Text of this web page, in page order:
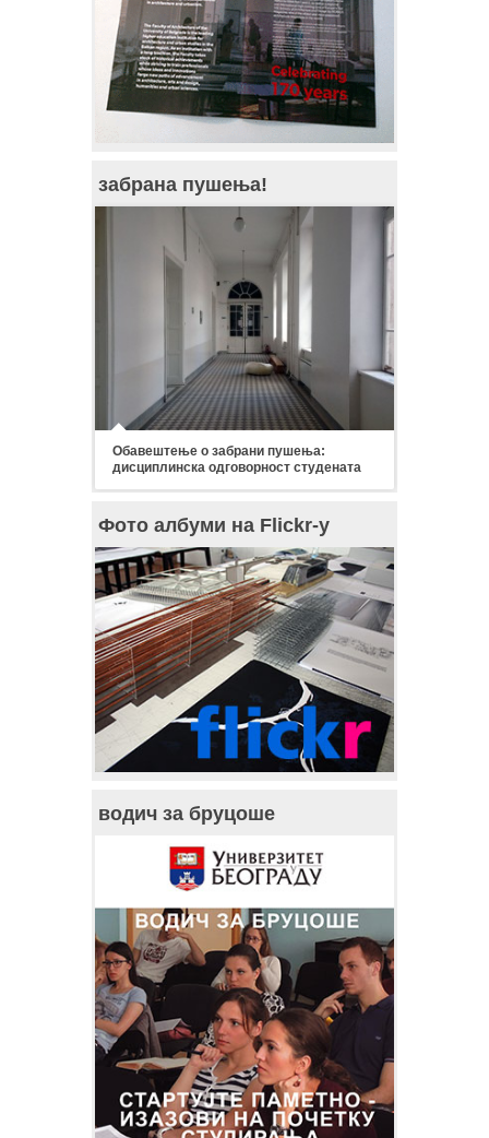
забрана пушења!
Обавештење о забрани пушења:
дисциплинска одговорност студената
Фото албуми на Flickr-у
водич за бруцоше